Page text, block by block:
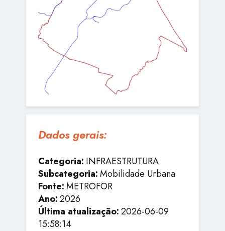
Dados gerais:
Categoria: INFRAESTRUTURA
Subcategoria:Mobilidade Urbana
Fonte:METROFOR
Ano:2026
Última atualização:2026-06-09
15:58:14